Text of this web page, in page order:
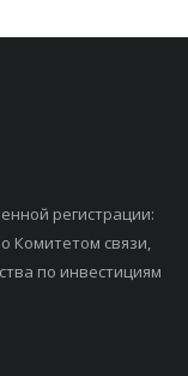
регистрации:
Комитетом связи,
по инвестициям